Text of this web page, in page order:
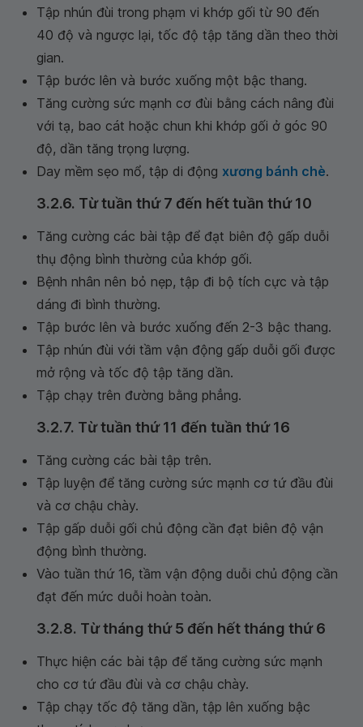
Tập nhún đùi trong phạm vi khớp gối từ 90 đến
40 độ và ngược lại, tốc độ tập tăng dần theo thời
gian.
Tập bước lên và bước xuống một bậc thang.
Tăng cường sức mạnh cơ đùi bằng cách nâng đùi
với tạ, bao cát hoặc chun khi khớp gối ở góc 90
độ, dần tăng trọng lượng.
Day mềm sẹo mổ, tập di động xương bánh chè.
3.2.6. Từ tuần thứ 7 đến hết tuần thứ 10
Tăng cường các bài tập để đạt biên độ gấp duỗi
thụ động bình thường của khớp gối.
Bệnh nhân nên bỏ nẹp, tập đi bộ tích cực và tập
dáng đi bình thường.
Tập bước lên và bước xuống đến 2-3 bậc thang.
Tập nhún đùi với tầm vận động gấp duỗi gối được
mở rộng và tốc độ tập tăng dần.
Tập chạy trên đường bằng phẳng.
3.2.7. Từ tuần thứ 11 đến tuần thứ 16
Tăng cường các bài tập trên.
Tập luyện để tăng cường sức mạnh cơ tứ đầu đùi
và cơ chậu chày.
Tập gấp duỗi gối chủ động cần đạt biên độ vận
động bình thường.
Vào tuần thứ 16, tầm vận động duỗi chủ động cần
đạt đến mức duỗi hoàn toàn.
3.2.8. Từ tháng thứ 5 đến hết tháng thứ 6
Thực hiện các bài tập để tăng cường sức mạnh
cho cơ tứ đầu đùi và cơ chậu chày.
Tập chạy tốc độ tăng dần, tập lên xuống bậc